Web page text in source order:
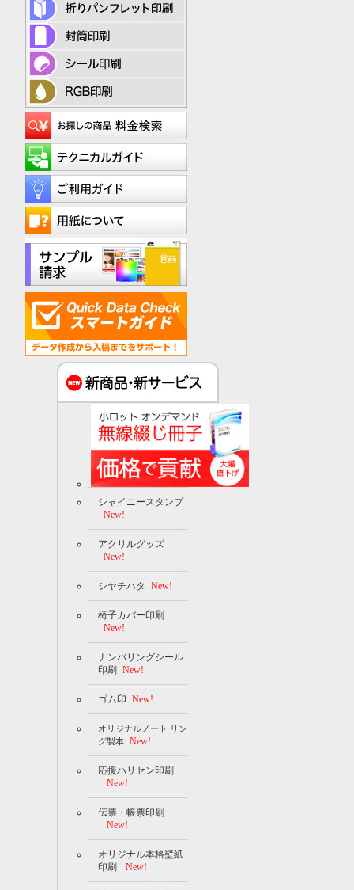
シャイニースタンプ
New!
アクリルグッズ
New!
シヤチハタ New!
椅子カバー印刷
New!
ナンバリングシール
印刷
New!
ゴム印 New!
オリジナルノート リン
グ製本 New!
応援ハリセン印刷
New!
伝票・帳票印刷
New!
オリジナル本格壁紙
印刷
New!